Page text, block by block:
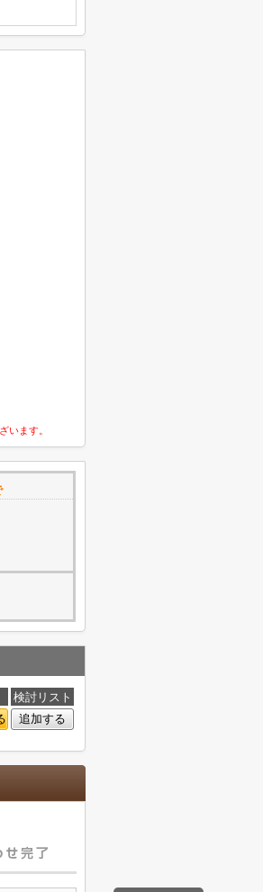
います。
検討リスト
追加する